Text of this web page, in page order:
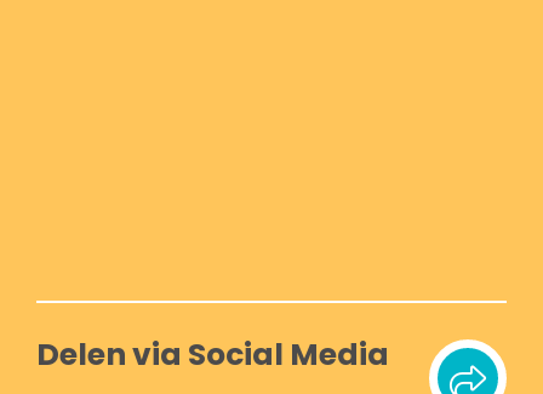
Delen via Social Media